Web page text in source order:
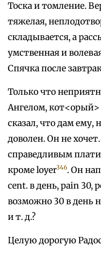
Тоска и томление.
тяжелая,
складывается, а
умственная и
Спячка после
Только что
Ангелом, кот<орый>
сказал, что дам ему,
доволен. Он не
справедливым
кроме loyer346. Он
cent. в день, pain 30,
возможно 30 в день
и т. д.?
Целую дорогую